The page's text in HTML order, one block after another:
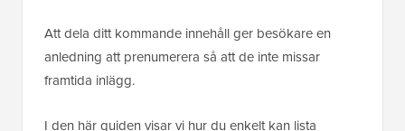
Att dela ditt kommande innehåll ger besökare en
anledning att prenumerera så att de inte missar
framtida inlägg.
I den här guiden visar vi hur du enkelt kan lista